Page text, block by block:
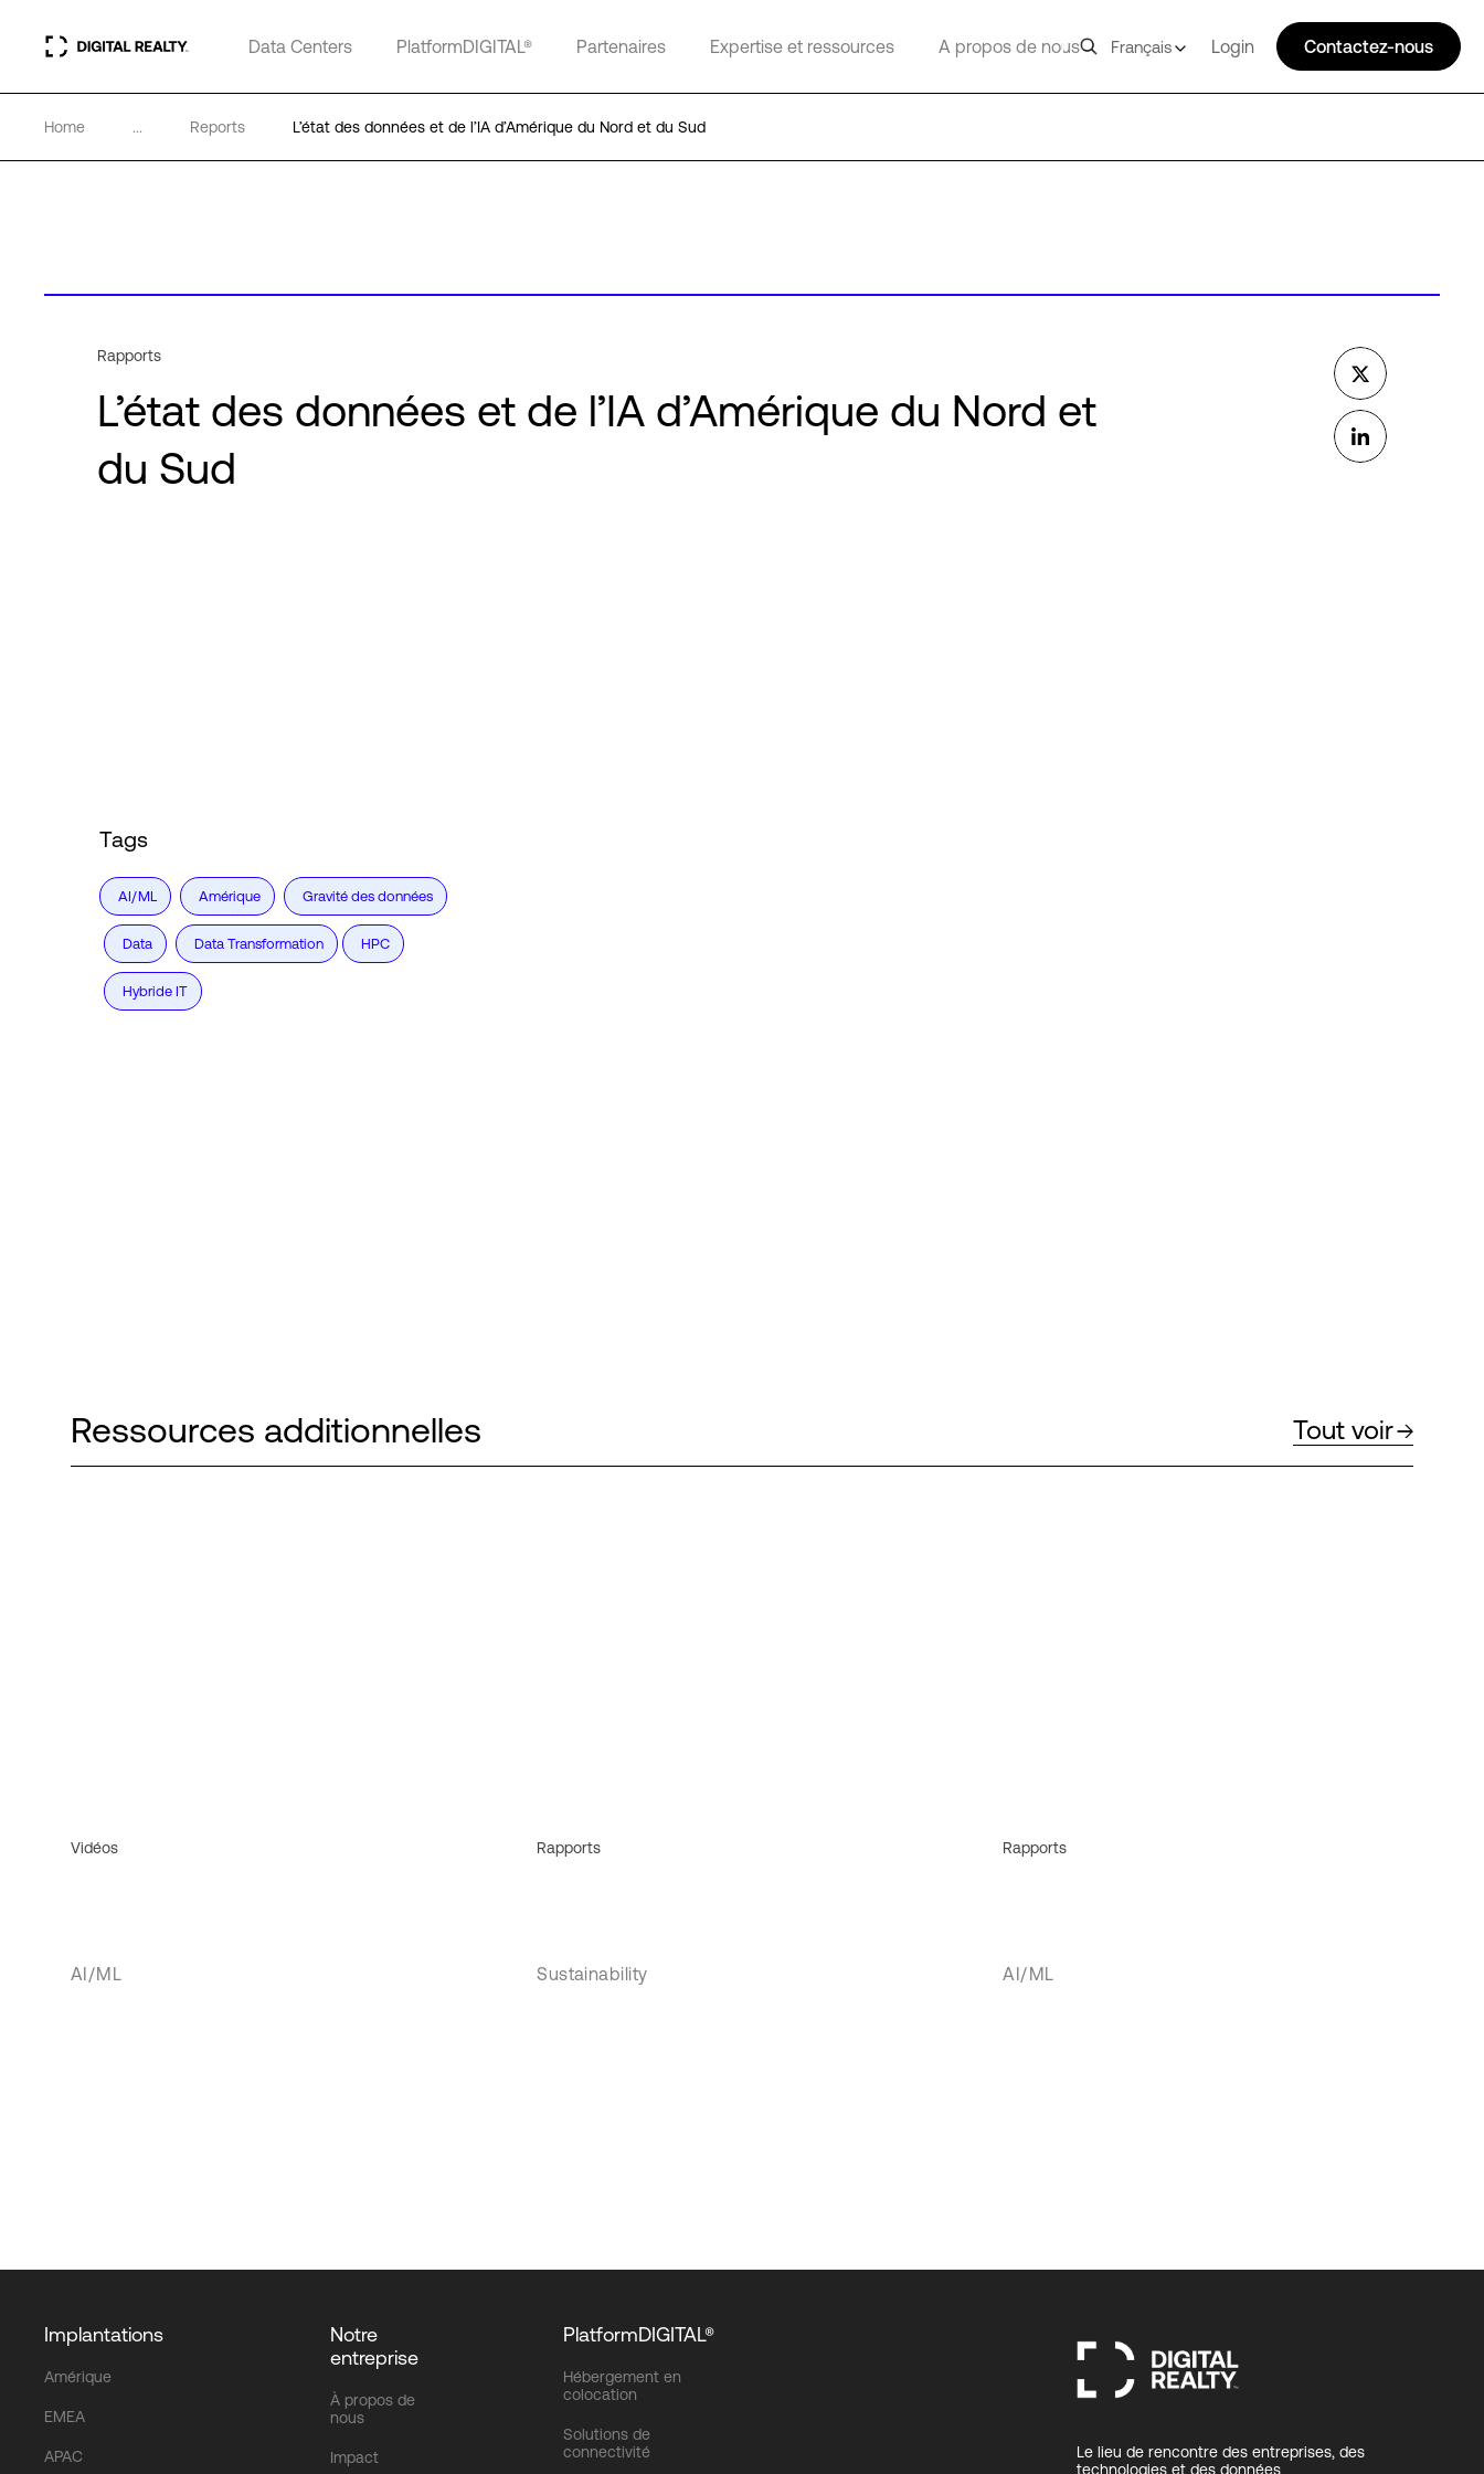
Data Centers PlatformDIGITAL® Partenaires Expertise et ressources A propos de nous Français Login Contactez-nous
Home ... Reports L’état des données et de l’IA d’Amérique du Nord et du Sud
Rapports
L’état des données et de l’IA d’Amérique du Nord et
du Sud
Tags
AI/ML Amérique Gravité des données
Data Data Transformation HPC
Hybride IT
Ressources additionnelles Tout voir
Vidéos
AI/ML
Rapports
Sustainability
Rapports
AI/ML
Implantations
Amérique
EMEA
APAC
Notre
entreprise
À propos de
nous
Impact
PlatformDIGITAL®
Hébergement en
colocation
Solutions de
connectivité
Le lieu de rencontre des entreprises, des
technologies et des données